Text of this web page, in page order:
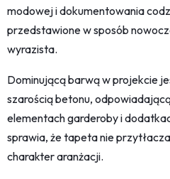
modowej i dokumentowania
przedstawione w sposób
wyrazista.
Dominującą barwą w projekcie
szarością betonu,
elementach garderoby i
sprawia, że tapeta nie
charakter aranżacji.